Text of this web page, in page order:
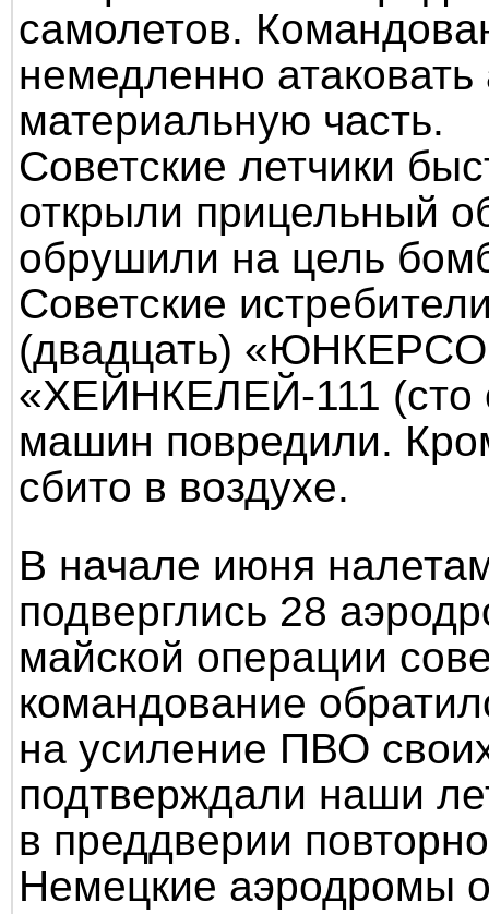
самолетов.
немедленно
материальную часть.
Советские летчики
открыли прицельный
обрушили на цель
Советские
(двадцать)
«ХЕЙНКЕЛЕЙ-111 (сто
машин повредили.
сбито в воздухе.
В начале июня
подверглись 28
майской операции
командование
на усиление ПВО
подтверждали наши
в преддверии
Немецкие аэродромы